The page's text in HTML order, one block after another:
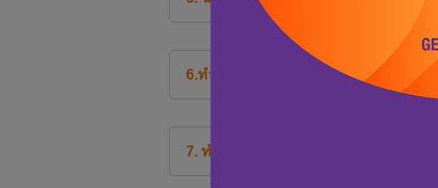
6.ทำไมจึงไม่ปรากฎการคืนเงินในบัญชีข
7. ทำไมเงินคืนของฉันถึงเป็น 0.00 บาท ?